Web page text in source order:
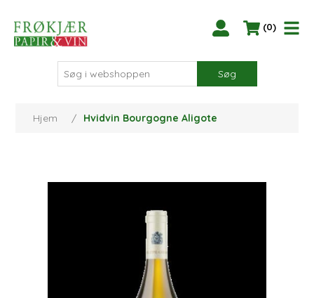
(0)
Søg
Hjem / Hvidvin Bourgogne Aligote